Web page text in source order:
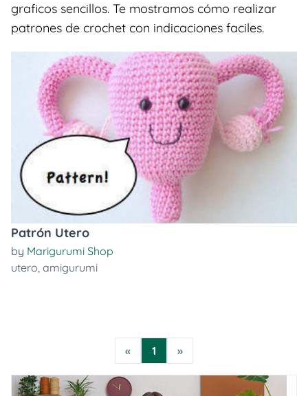
graficos sencillos. Te mostramos cómo realizar
patrones de crochet con indicaciones faciles.
Patrón Utero
by Marigurumi Shop
utero, amigurumi
« 1 »